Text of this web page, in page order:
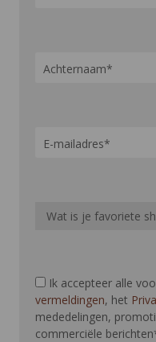
Ik accepteer alle
vermeldingen, het
mededelingen,
commerciële